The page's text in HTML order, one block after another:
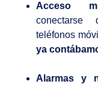
Acceso
conectarse
teléfonos
ya
Alarmas y